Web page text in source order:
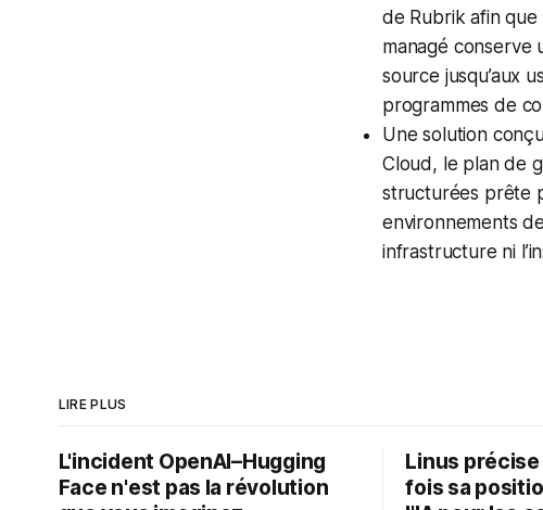
de Rubrik afin que
managé conserve
source jusqu’aux
programmes de
Une solution
Cloud, le plan de
structurées prête
environnements
infrastructure ni
LIRE PLUS
L'incident OpenAI–Hugging
Face n'est pas la révolution
Linus
fois sa